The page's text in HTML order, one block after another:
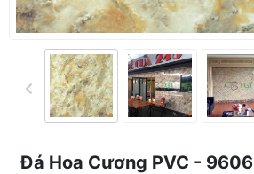
Đá Hoa Cương PVC - 9606